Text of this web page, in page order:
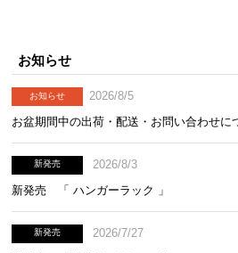
お知らせ
お知らせ
2026/8/5
お盆期間中の出荷・配送・お問い合わせに
新発売
2026/8/3
新発売 「 ハンガーラック 」
新発売
2026/7/27